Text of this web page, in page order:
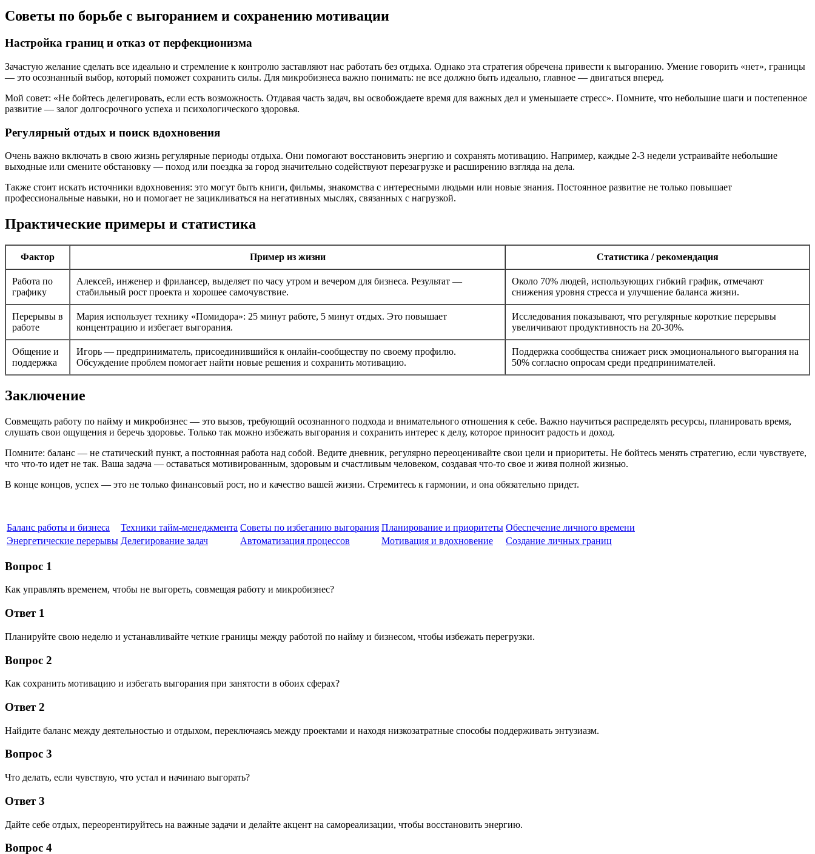
Советы по борьбе с выгоранием и сохранению мотивации
Настройка границ и отказ от перфекционизма
Зачастую желание сделать все идеально и стремление к контролю заставляют нас работать без отдыха. Однако эта стратегия обречена привести к выгоранию. Умение говорить «нет», границы
— это осознанный выбор, который поможет сохранить силы. Для микробизнеса важно понимать: не все должно быть идеально, главное — двигаться вперед.
Мой совет: «Не бойтесь делегировать, если есть возможность. Отдавая часть задач, вы освобождаете время для важных дел и уменьшаете стресс». Помните, что небольшие шаги и постепенное
развитие — залог долгосрочного успеха и психологического здоровья.
Регулярный отдых и поиск вдохновения
Очень важно включать в свою жизнь регулярные периоды отдыха. Они помогают восстановить энергию и сохранять мотивацию. Например, каждые 2-3 недели устраивайте небольшие
выходные или смените обстановку — поход или поездка за город значительно содействуют перезагрузке и расширению взгляда на дела.
Также стоит искать источники вдохновения: это могут быть книги, фильмы, знакомства с интересными людьми или новые знания. Постоянное развитие не только повышает
профессиональные навыки, но и помогает не зацикливаться на негативных мыслях, связанных с нагрузкой.
Практические примеры и статистика
Фактор Пример из жизни Статистика / рекомендация
Работа по
графику
Алексей, инженер и фрилансер, выделяет по часу утром и вечером для бизнеса. Результат —
стабильный рост проекта и хорошее самочувствие.
Около 70% людей, использующих гибкий график, отмечают
снижения уровня стресса и улучшение баланса жизни.
Перерывы в
работе
Мария использует технику «Помидора»: 25 минут работе, 5 минут отдых. Это повышает
концентрацию и избегает выгорания.
Исследования показывают, что регулярные короткие перерывы
увеличивают продуктивность на 20-30%.
Общение и
поддержка
Игорь — предприниматель, присоединившийся к онлайн-сообществу по своему профилю.
Обсуждение проблем помогает найти новые решения и сохранить мотивацию.
Поддержка сообщества снижает риск эмоционального выгорания на
50% согласно опросам среди предпринимателей.
Заключение
Совмещать работу по найму и микробизнес — это вызов, требующий осознанного подхода и внимательного отношения к себе. Важно научиться распределять ресурсы, планировать время,
слушать свои ощущения и беречь здоровье. Только так можно избежать выгорания и сохранить интерес к делу, которое приносит радость и доход.
Помните: баланс — не статический пункт, а постоянная работа над собой. Ведите дневник, регулярно переоценивайте свои цели и приоритеты. Не бойтесь менять стратегию, если чувствуете,
что что-то идет не так. Ваша задача — оставаться мотивированным, здоровым и счастливым человеком, создавая что-то свое и живя полной жизнью.
В конце концов, успех — это не только финансовый рост, но и качество вашей жизни. Стремитесь к гармонии, и она обязательно придет.
Баланс работы и бизнеса Техники тайм-менеджмента Советы по избеганию выгорания Планирование и приоритеты Обеспечение личного времени
Энергетические перерывы Делегирование задач Автоматизация процессов Мотивация и вдохновение Создание личных границ
Вопрос 1
Как управлять временем, чтобы не выгореть, совмещая работу и микробизнес?
Ответ 1
Планируйте свою неделю и устанавливайте четкие границы между работой по найму и бизнесом, чтобы избежать перегрузки.
Вопрос 2
Как сохранить мотивацию и избегать выгорания при занятости в обоих сферах?
Ответ 2
Найдите баланс между деятельностью и отдыхом, переключаясь между проектами и находя низкозатратные способы поддерживать энтузиазм.
Вопрос 3
Что делать, если чувствую, что устал и начинаю выгорать?
Ответ 3
Дайте себе отдых, переорентируйтесь на важные задачи и делайте акцент на самореализации, чтобы восстановить энергию.
Вопрос 4